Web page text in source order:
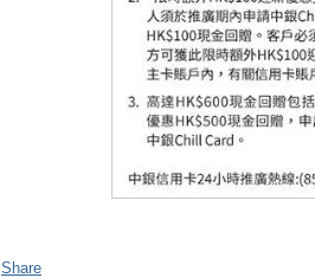
Share